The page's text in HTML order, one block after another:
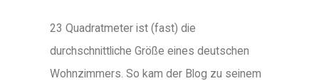
23 Quadratmeter ist (fast) die
durchschnittliche Größe eines deutschen
Wohnzimmers. So kam der Blog zu seinem